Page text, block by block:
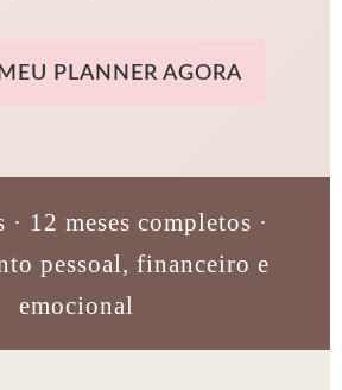
PLANNER AGORA
· 12 meses completos ·
pessoal, financeiro e
emocional